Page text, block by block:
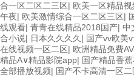
合一区二区二三区| 欧美一区精品
午夜| 欧美激情综合一区二区三区|
线观看| 青青在线精品2018国产| 中
合小说| 日本久久久久 | 国产vv欧美
在线视频一区二区| 欧洲精品免费
精品A∨精品影院app| 国产精品香
全部播放视频| 国产不卡高清一区二